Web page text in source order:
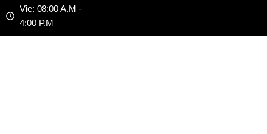
Vie: 08:00 A.M -
4:00 P.M